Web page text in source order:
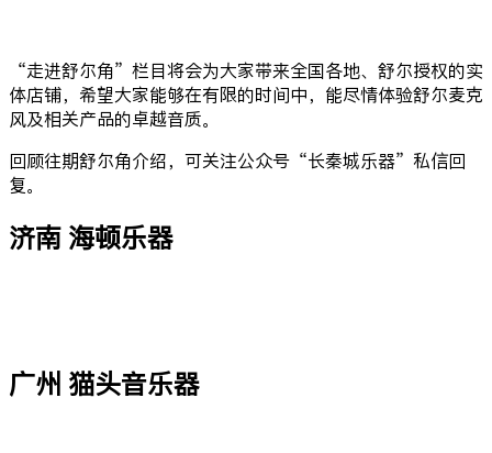
“走进舒尔角”栏目将会为大家带来全国各地、舒尔授权的实
体店铺，希望大家能够在有限的时间中，能尽情体验舒尔麦克
风及相关产品的卓越音质。
回顾往期舒尔角介绍，可关注公众号“长秦城乐器”私信回
复。
济南 海顿乐器
广州 猫头音乐器